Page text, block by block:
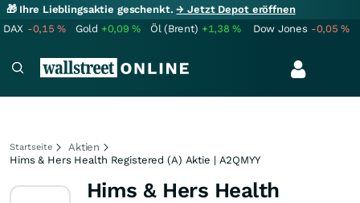
🎁 Ihre Lieblingsaktie geschenkt.→ Jetzt Depot eröffnen
DAX -0,15% Gold +0,09% Öl (Brent) +1,38% Dow Jones -0,05%
Startseite
Aktien
Hims & Hers Health Registered (A) Aktie | A2QMYY
Hims & Hers Health